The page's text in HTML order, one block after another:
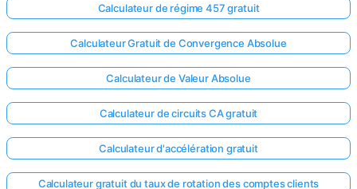
Calculateur de régime 457 gratuit
Calculateur Gratuit de Convergence Absolue
Calculateur de Valeur Absolue
Calculateur de circuits CA gratuit
Calculateur d'accélération gratuit
Calculateur gratuit du taux de rotation des comptes clients